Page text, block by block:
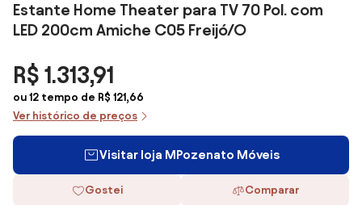
Estante Home Theater para TV 70 Pol. com
LED 200cm Amiche C05 Freijó/O
R$ 1.313,91
ou 12 tempo de R$ 121,66
Ver histórico de preços
Visitar loja MPozenato Móveis
Gostei Comparar